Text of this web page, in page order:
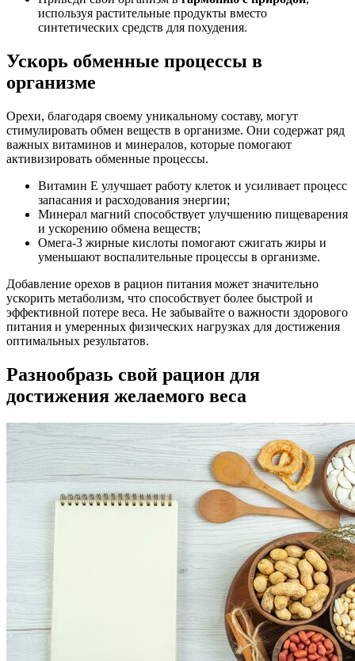
используя растительные продукты вместо
синтетических средств для похудения.
Ускорь обменные процессы в
организме
Орехи, благодаря своему уникальному составу, могут
стимулировать обмен веществ в организме. Они содержат ряд
важных витаминов и минералов, которые помогают
активизировать обменные процессы.
Витамин Е улучшает работу клеток и усиливает процесс
запасания и расходования энергии;
Минерал магний способствует улучшению пищеварения
и ускорению обмена веществ;
Омега-3 жирные кислоты помогают сжигать жиры и
уменьшают воспалительные процессы в организме.
Добавление орехов в рацион питания может значительно
ускорить метаболизм, что способствует более быстрой и
эффективной потере веса. Не забывайте о важности здорового
питания и умеренных физических нагрузках для достижения
оптимальных результатов.
Разнообразь свой рацион для
достижения желаемого веса